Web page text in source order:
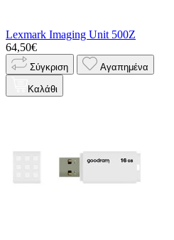
Lexmark Imaging Unit 500Z
64,50€
Σύγκριση Αγαπημένα
Καλάθι